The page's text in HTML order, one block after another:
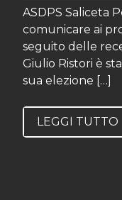
ASDPS Saliceta
comunicare ai
seguito delle
Giulio Ristori è
sua elezione […]
LEGGI TUTTO